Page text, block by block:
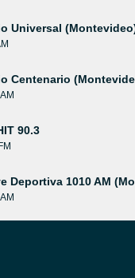
Universal
Centenario
90.3
Deportiva 1010 AM